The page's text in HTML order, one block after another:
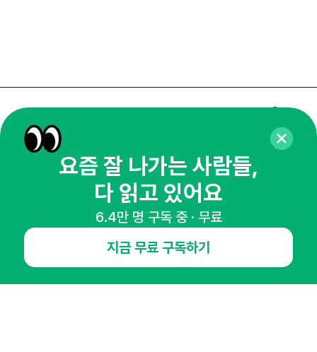
매주 화요일 아침,
마케팅 감각을 깨워 드릴게요!
65,043명의 마케터를 성장시키는 뉴스레터
NHN AD
요즘 잘 나가는 사람들,
다 읽고 있어요
6.4만 명 구독 중 · 무료
지금 무료 구독하기